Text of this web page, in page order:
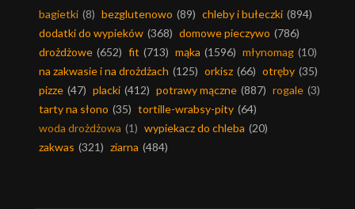
bagietki (8) bezglutenowo (89) chleby i bułeczki (894)
dodatki do wypieków (368) domowe pieczywo (786)
drożdżowe (652) fit (713) mąka (1596) młynomag (10)
na zakwasie i na drożdżach (125) orkisz (66) otręby (35)
pizze (47) placki (412) potrawy mączne (887) rogale (3)
tarty na słono (35) tortille-wrabsy-pity (64)
woda drożdżowa (1) wypiekacz do chleba (20)
zakwas (321) ziarna (484)